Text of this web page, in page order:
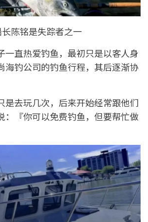
陈铭是失踪者之一
一直热爱钓鱼，最初只是以客人身
海钓公司的钓鱼行程，其后逐渐协
去玩几次，后来开始经常跟他们
：『你可以免费钓鱼，但要帮忙做